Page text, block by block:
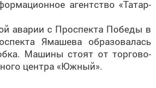
аварии с Проспекта Победы в
Ямашева образовалась
Машины стоят от торгово-
центра «Южный».